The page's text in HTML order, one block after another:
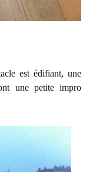
est édifiant, une
une petite impro